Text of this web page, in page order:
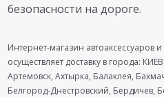
безопасности на дороге.
Интернет-магазин автоаксессуаров
осуществляет доставку в города:
Артемовск, Ахтырка, Балаклея,
Белгород-Днестровский, Бердичев,